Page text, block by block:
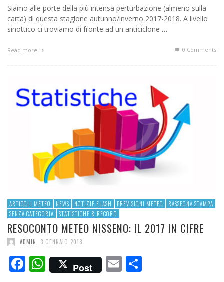
Siamo alle porte della più intensa perturbazione (almeno sulla
carta) di questa stagione autunno/inverno 2017-2018. A livello
sinottico ci troviamo di fronte ad un anticiclone …
Read more 0 Comments
ARTICOLI METEO NEWS NOTIZIE FLASH PREVISIONI METEO
RASSEGNA STAMPA
SENZA CATEGORIA
STATISTICHE & RECORD
RESOCONTO METEO NISSENO: IL 2017 IN CIFRE
ADMIN 3 GENNAIO 2018
Facebook
WhatsApp
Post Email